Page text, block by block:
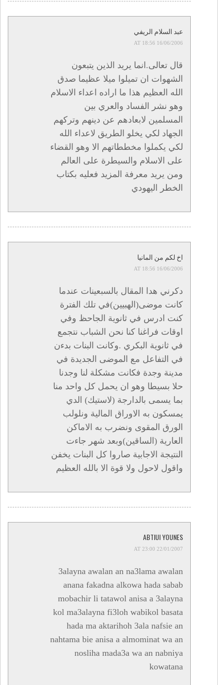
عبد السلام الريفي
16/06/2006 AT 18:56
قال تعالى.انما يريد الذين يتبعون
الشهوات ان تميلوا ميلا عظيما صدق
الله العظيم هذا ما اراده اعداء الاسلام
وهو نشر الفساد والعري بين
المسلمين لابعادهم عن دينهم وتركهم
الجهاد لكي يخلو الطريق لاعداء الله
لكي يكملوا مخططاتهم الا وهو القضاء
على الاسلام والسيطرة على العالم
ومن يريد معرفة المزيد فعليه بكتاب
الخطر اليهودي
اخ لكم من المانيا
16/06/2006 AT 18:56
دكرني هدا المقال بالسبعينات عندما
كانت موضى(الهبيين)في تلك الفترة
كنت ادرس في ثانوية الجاحظ وفي
اوقات فراغنا كنا نحن الشباب نتجمع
في ثانوية البكري .وكانت البنات بدءن
في التفاعل مع الموضى الجديدة في
مدينة وجدة فكانت مشكلة لنا وجدنا
حلا بسيطا وهو ان يحمل كل واحد منا
بما يسمى بالدارجة (لاستيك) الدي
يمسكون به الاوراق المالية ونلولب
الورق المقوى ونضرب به الاماكن
العارية (الساقين)وبعد شهر جاءت
النتيجة الاجابية صاروا كل البنات يخفن
واقول لاحول ولا قوة الا بالله العظيم
ABTIUI YOUNES
22/01/2007 AT 23:00
3alayna awalan an na3lama awalan
anana fakadna alkowa hada sabab
mobachir li tatawol anisa a 3alayna
kol ma3alayna fi3loh wabikol basata
hada ma aktarihoh 3ala nafsie an
nahtama bie anisa a almominat wa an
nosliha mada3a wa an nabniya
kowatana